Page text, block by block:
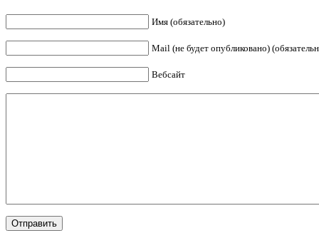
Имя (обязательно)
Mail (не будет опубликовано)
Вебсайт